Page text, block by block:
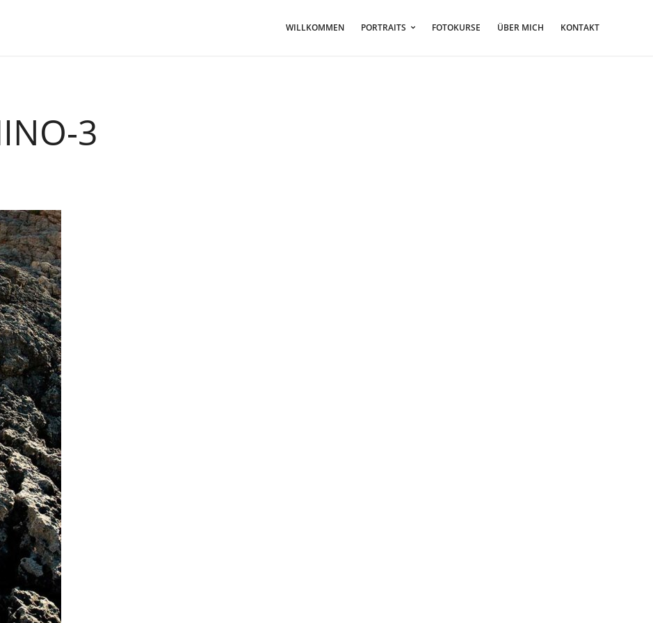
WILLKOMMEN PORTRAITS FOTOKURSE ÜBER MICH KONTAKT
3